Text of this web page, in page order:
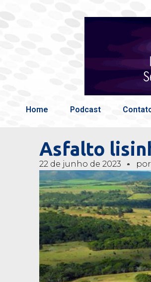
Home Podcast
Asfalto
22 de junho de 2023 por